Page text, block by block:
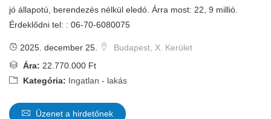
jó állapotú, berendezés nélkül eledó. Árra most: 22, 9 millió.
Érdeklődni tel: : 06-70-6080075
2025. december 25.
Budapest, X. Kerület
Ára: 22.770.000 Ft
Kategória: Ingatlan - lakás
Üzenet a hirdetőnek